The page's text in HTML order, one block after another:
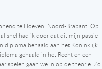
te Hoeven, Noord-Brabant. Op
snel had ik door dat dit mijn passie
diploma behaald aan het Koninklijk
gehaald in het Recht en een
spelen gaan we in op de theorie. Zo